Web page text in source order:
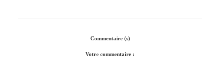
Commentaire (s)
Votre commentaire :